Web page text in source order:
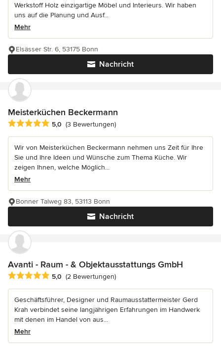
Werkstoff Holz einzigartige Möbel und Interieurs. Wir haben
uns auf die Planung und Ausf...
Mehr
Nachricht
Elsässer Str. 6, 53175 Bonn
Meisterküchen Beckermann
Durchschnittliche Bewertung: 5 von 5 Sternen
5,0 (3 Bewertungen)
Wir von Meisterküchen Beckermann nehmen uns Zeit für Ihre
Sie und Ihre Ideen und Wünsche zum Thema Küche. Wir
zeigen Ihnen, welche Möglich...
Mehr
Nachricht
Bonner Talweg 83, 53113 Bonn
Avanti - Raum - & Objektausstattungs GmbH
Durchschnittliche Bewertung: 5 von 5 Sternen
5,0 (2 Bewertungen)
Geschäftsführer, Designer und Raumausstattermeister Gerd
Krah verbindet seine langjährigen Erfahrungen im Handwerk
mit denen im Handel von aus...
Mehr